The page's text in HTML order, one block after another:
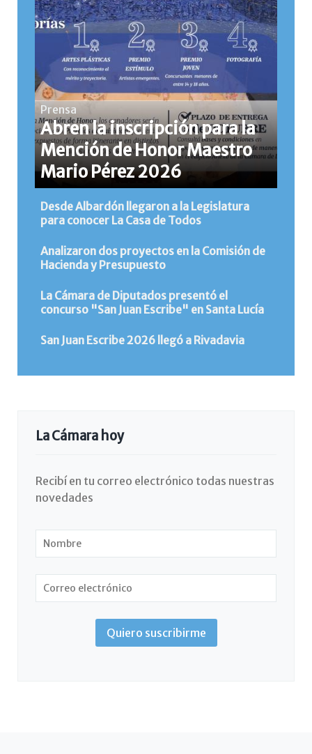
Prensa
Abren la inscripción para la
Mención de Honor Maestro
Mario Pérez 2026
Desde Albardón llegaron a la Legislatura
para conocer La Casa de Todos
Analizaron dos proyectos en la Comisión de
Hacienda y Presupuesto
La Cámara de Diputados presentó el
concurso "San Juan Escribe" en Santa Lucía
San Juan Escribe 2026 llegó a Rivadavia
La Cámara hoy
Recibí en tu correo electrónico todas nuestras
novedades